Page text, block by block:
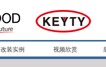
改装实例 视频欣赏